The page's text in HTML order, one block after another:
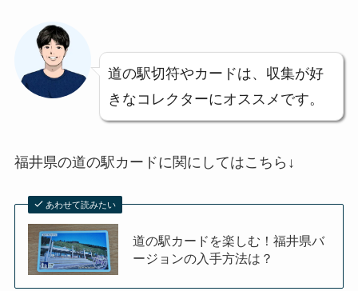
道の駅切符やカードは、収集が好
きなコレクターにオススメです。
福井県の道の駅カードに関にしてはこちら↓
あわせて読みたい
道の駅カードを楽しむ！福井県バ
ージョンの入手方法は？